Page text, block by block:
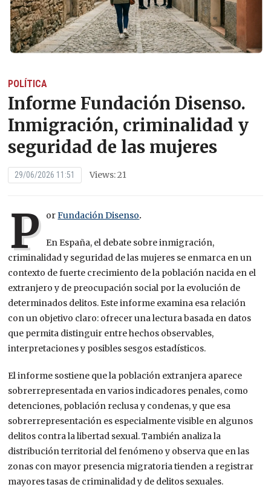
POLÍTICA
Informe Fundación Disenso.
Inmigración, criminalidad y
seguridad de las mujeres
29/06/2026 11:51 Views: 21
P orFundación Disenso.
En España, el debate sobre inmigración,
criminalidad y seguridad de las mujeres se enmarca en un
contexto de fuerte crecimiento de la población nacida en el
extranjero y de preocupación social por la evolución de
determinados delitos. Este informe examina esa relación
con un objetivo claro: ofrecer una lectura basada en datos
que permita distinguir entre hechos observables,
interpretaciones y posibles sesgos estadísticos.
El informe sostiene que la población extranjera aparece
sobrerrepresentada en varios indicadores penales, como
detenciones, población reclusa y condenas, y que esa
sobrerrepresentación es especialmente visible en algunos
delitos contra la libertad sexual. También analiza la
distribución territorial del fenómeno y observa que en las
zonas con mayor presencia migratoria tienden a registrar
mayores tasas de criminalidad y de delitos sexuales.